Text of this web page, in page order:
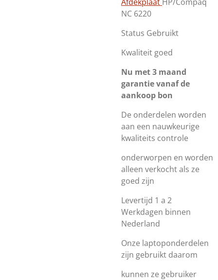
NC 6220
Status Gebruikt
Kwaliteit goed
Nu met 3 maand
garantie vanaf de
aankoop bon
De onderdelen worden
aan een nauwkeurige
kwaliteits controle
onderworpen en worden
alleen verkocht als ze
goed zijn
Levertijd 1 a 2
Werkdagen binnen
Nederland
Onze laptoponderdelen
zijn gebruikt daarom
kunnen ze gebruiker